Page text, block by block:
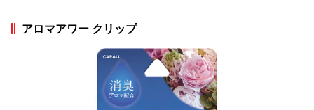
アロマアワー クリップ